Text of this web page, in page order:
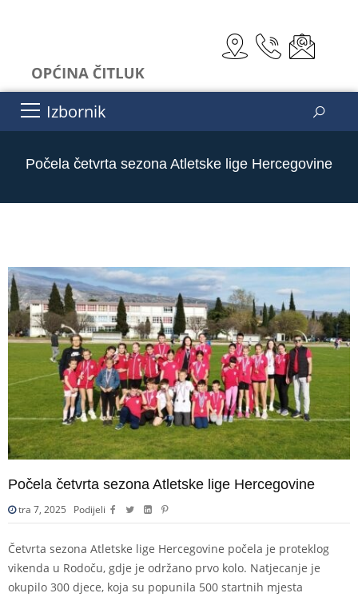
Izbornik
Počela četvrta sezona Atletske lige Hercegovine
Počela četvrta sezona Atletske lige Hercegovine
tra 7, 2025 Podijeli
Četvrta sezona Atletske lige Hercegovine počela je proteklog
vikenda u Rodoču, gdje je održano prvo kolo. Natjecanje je
okupilo 300 djece, koja su popunila 500 startnih mjesta